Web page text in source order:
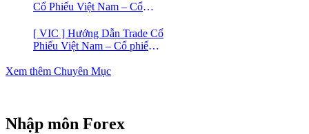
Cổ Phiếu Việt Nam – Cổ
[ VIC ] Hướng Dẫn Trade Cổ
Phiếu Việt Nam – Cổ phiếu
Xem thêm Chuyên Mục
Nhập môn Forex